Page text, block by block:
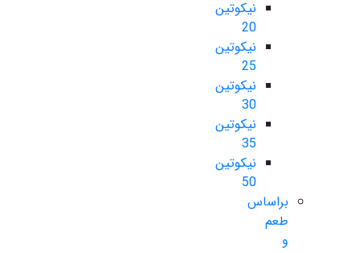
نیکوتین
20
نیکوتین
25
نیکوتین
30
نیکوتین
35
نیکوتین
50
براساس
طعم
و